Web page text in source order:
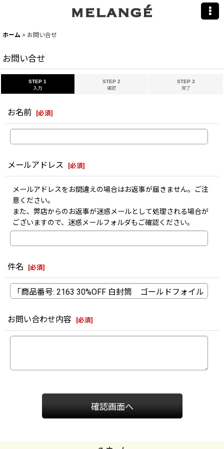
ホーム > お問い合せ
お問い合せ
STEP 1
入力
STEP 2
確認
STEP 3
完了
お名前 [必須]
メールアドレス [必須]
メールアドレスをお間違えの場合はお返事が届きません。ご注
意ください。
また、弊店からのお返事が迷惑メールとして処理される場合が
ございますので、迷惑メールフォルダもご確認ください。
件名 [必須]
お問い合わせ内容 [必須]
確認画面へ